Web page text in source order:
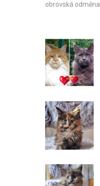
obrovská odměna.